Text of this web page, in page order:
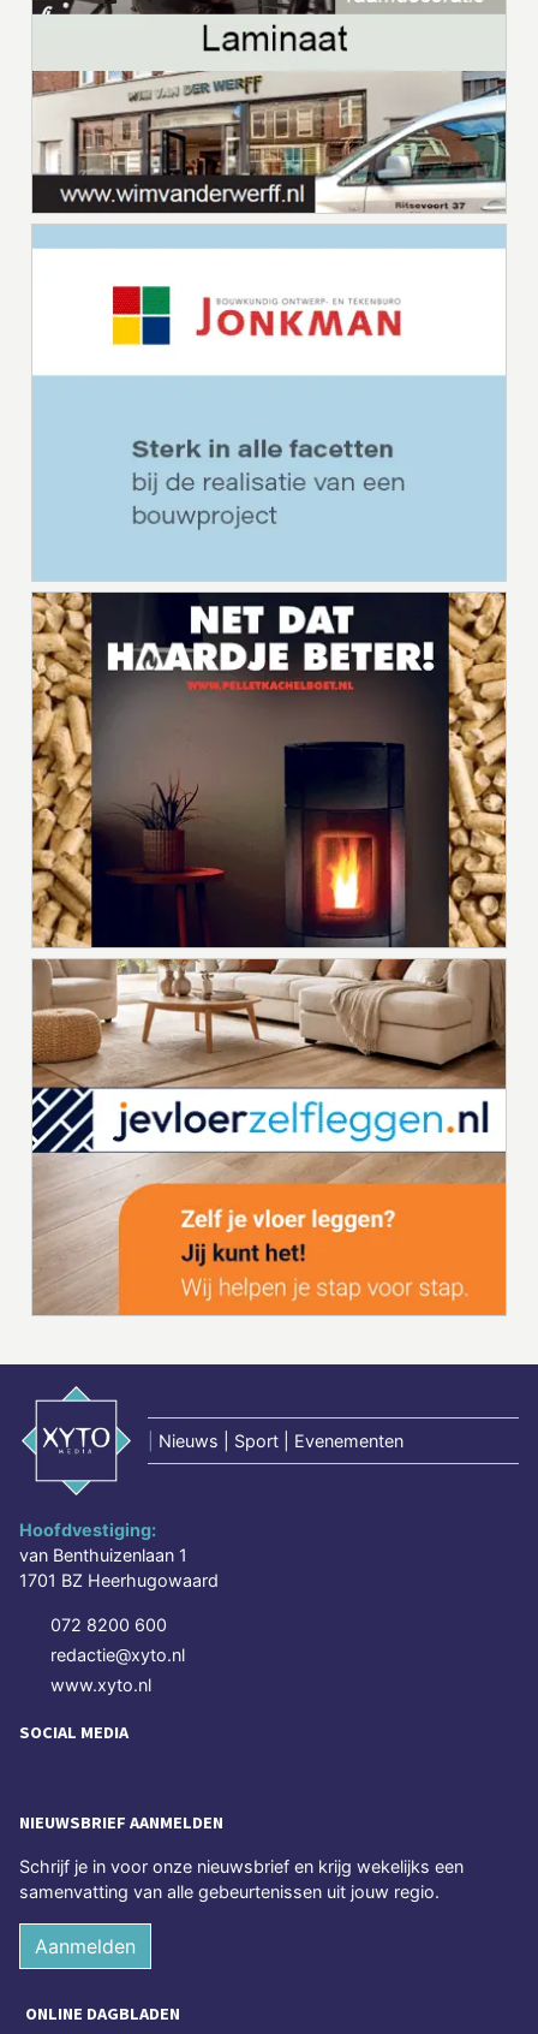
Nieuws | Sport | Evenementen
Hoofdvestiging:
van Benthuizenlaan 1
1701 BZ Heerhugowaard
072 8200 600
redactie@xyto.nl
www.xyto.nl
SOCIAL MEDIA
NIEUWSBRIEF AANMELDEN
Schrijf je in voor onze nieuwsbrief en krijg wekelijks een
samenvatting van alle gebeurtenissen uit jouw regio.
Aanmelden
ONLINE DAGBLADEN